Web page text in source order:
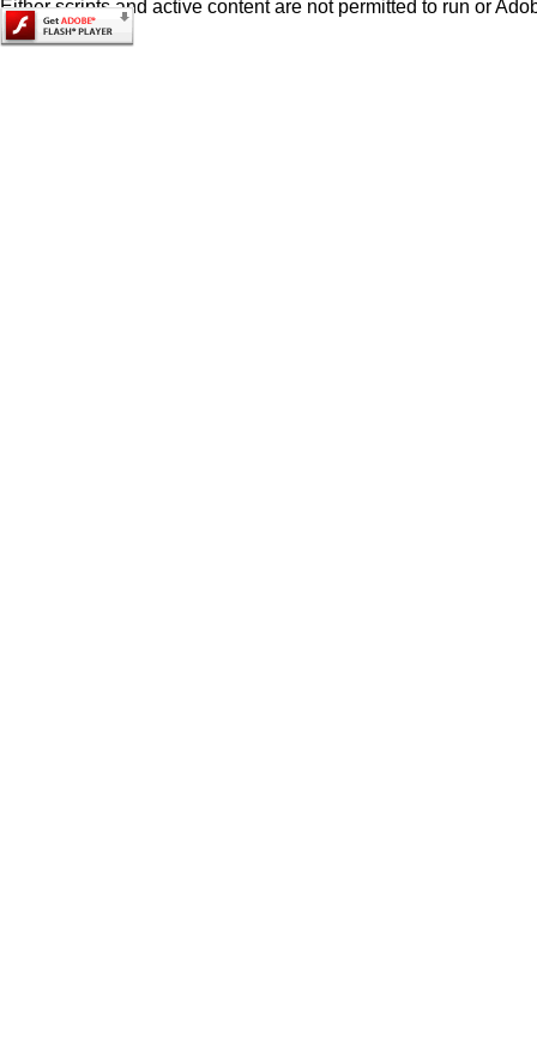
Either scripts and active content are not permitted to run or